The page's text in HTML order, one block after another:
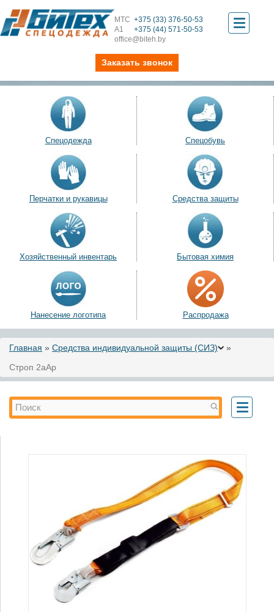
МТС +375 (33) 376-50-53
А1
+375 (44) 571-50-53
office@biteh.by
Toggle
Заказать звонок
Спецодежда Спецобувь
Перчатки и рукавицы Средства защиты
Хозяйственный инвентарь Бытовая химия
Нанесение логотипа Распродажа
Вы здесь
Главная » Средства индивидуальной защиты (СИЗ)
»
Строп 2аАр
Форма поиска
Поиск
Toggle